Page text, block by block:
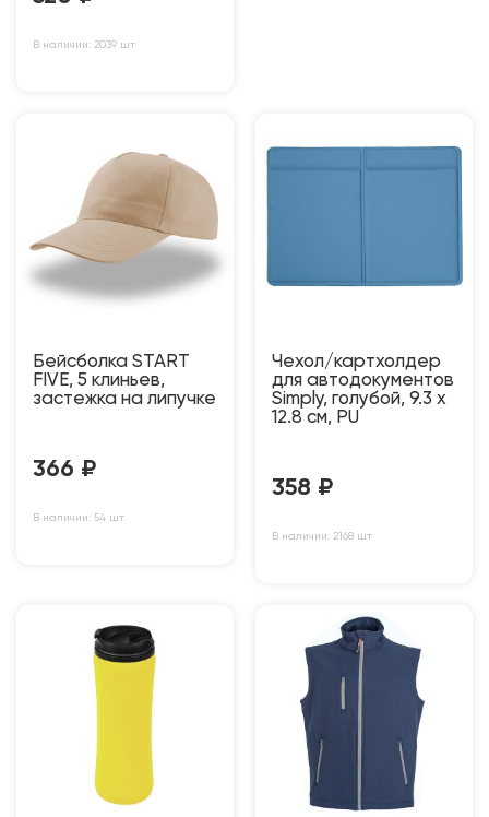
В наличии: 2039 шт
Бейсболка START
FIVE, 5 клиньев,
застежка на липучке
366 ₽
В наличии: 54 шт
Чехол/картхолдер
для автодокументов
Simply, голубой, 9.3 х
12.8 см, PU
358 ₽
В наличии: 2168 шт